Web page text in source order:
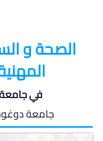
الصحة و
في جامعة
جامعة